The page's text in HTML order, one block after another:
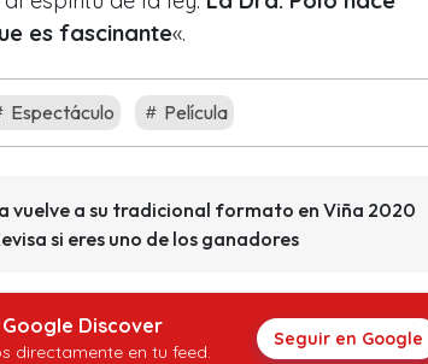
es fascinante«.
Espectáculo Película
vuelve a su tradicional formato en Viña 2020
si eres uno de los ganadores
Google Discover
directamente en tu feed.
Seguir en Google